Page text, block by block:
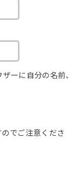
ーに自分の名前、
でご注意くださ